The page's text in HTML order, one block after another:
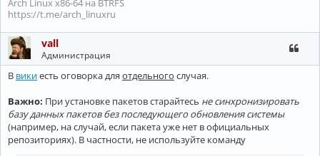
Arch Linux x86-64 на BTRFS
https://t.me/arch_linuxru
vall
Администрация
В викиесть оговорка для отдельного случая.
Важно: При установке пакетов старайтесь не синхронизировать
базу данных пакетов без последующего обновления системы
(например, на случай, если пакета уже нет в официальных
репозиториях). В частности, не используйте команду